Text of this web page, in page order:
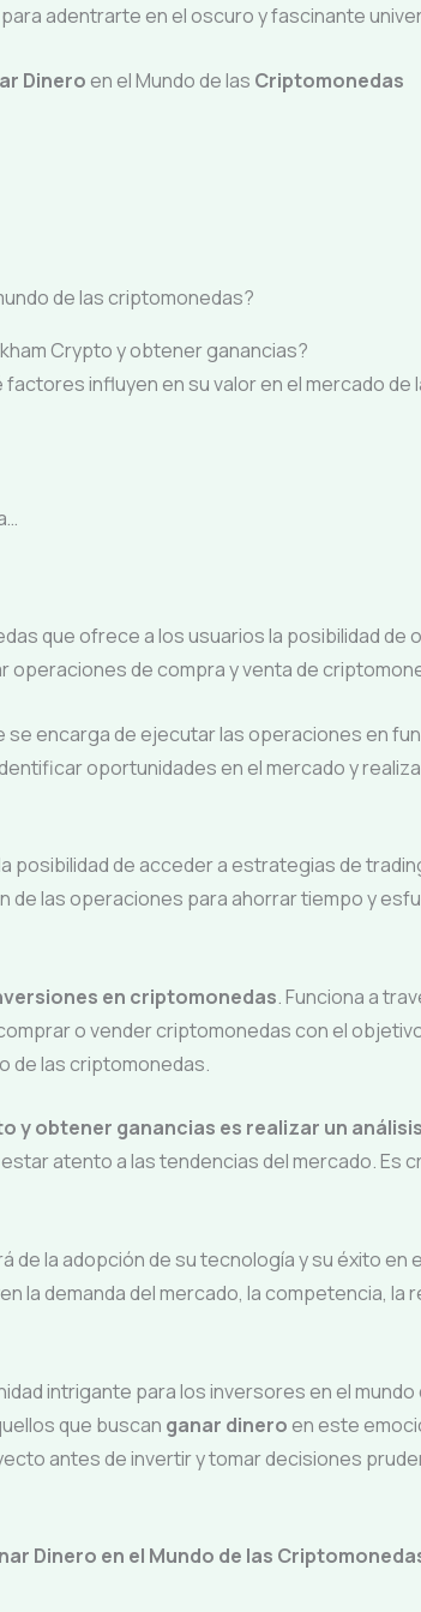
adentrarte en el oscuro y fascinante
Dineroen el Mundo de las Criptomonedas
de las criptomonedas?
Crypto y obtener ganancias?
influyen en su valor en el mercado
que ofrece a los usuarios la posibilidad
operaciones de compra y venta de
encarga de ejecutar las operaciones en
oportunidades en el mercado y
posibilidad de acceder a estrategias de
las operaciones para ahorrar tiempo y
en criptomonedas. Funciona a
o vender criptomonedas con el
de las criptomonedas.
y obtener ganancias es realizar un
atento a las tendencias del mercado. Es
de la adopción de su tecnología y su éxito
la demanda del mercado, la competencia,
intrigante para los inversores en el
que buscan ganar dineroen este
antes de invertir y tomar decisiones
Dinero en el Mundo de las